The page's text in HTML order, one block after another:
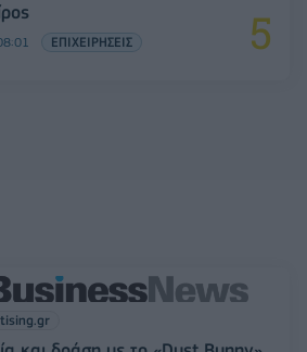
ΕΠΙΧΕΙΡΗΣΕΙΣ